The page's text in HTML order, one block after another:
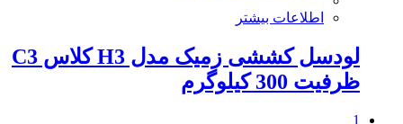
اطلاعات بیشتر
لودسل کششی زمیک مدل H3 کلاس C3
ظرفیت 300 کیلوگرم
1